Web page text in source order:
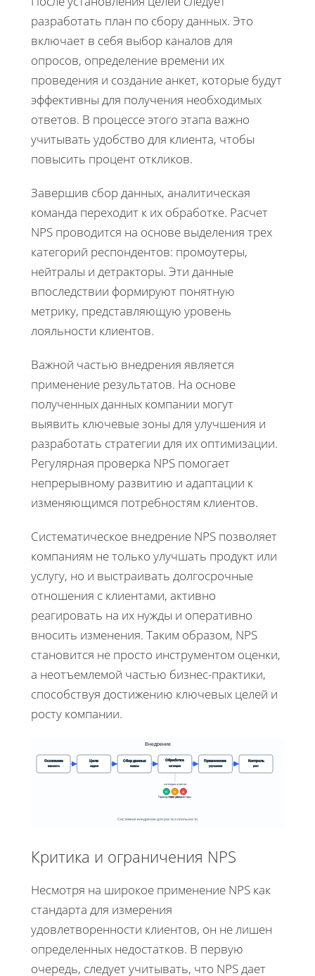
разработать план по сбору данных. Это
включает в себя выбор каналов для
опросов, определение времени их
проведения и создание анкет, которые будут
эффективны для получения необходимых
ответов. В процессе этого этапа важно
учитывать удобство для клиента, чтобы
повысить процент откликов.
Завершив сбор данных, аналитическая
команда переходит к их обработке. Расчет
NPS проводится на основе выделения трех
категорий респондентов: промоутеры,
нейтралы и детракторы. Эти данные
впоследствии формируют понятную
метрику, представляющую уровень
лояльности клиентов.
Важной частью внедрения является
применение результатов. На основе
полученных данных компании могут
выявить ключевые зоны для улучшения и
разработать стратегии для их оптимизации.
Регулярная проверка NPS помогает
непрерывному развитию и адаптации к
изменяющимся потребностям клиентов.
Систематическое внедрение NPS позволяет
компаниям не только улучшать продукт или
услугу, но и выстраивать долгосрочные
отношения с клиентами, активно
реагировать на их нужды и оперативно
вносить изменения. Таким образом, NPS
становится не просто инструментом оценки,
а неотъемлемой частью бизнес-практики,
способствуя достижению ключевых целей и
росту компании.
Внедрение
Осознание
важность
Цели
задачи
Сбор данных
каналы
Обработка
категории
Применение
улучшения
Контроль
рост
П Н
Д
ПромоутерыНейтралыДетракторы
категории ответов
Системное внедрение для роста и лояльности
Критика и ограничения NPS
Несмотря на широкое применение NPS как
стандарта для измерения
удовлетворенности клиентов, он не лишен
определенных недостатков. В первую
очередь, следует учитывать, что NPS дает